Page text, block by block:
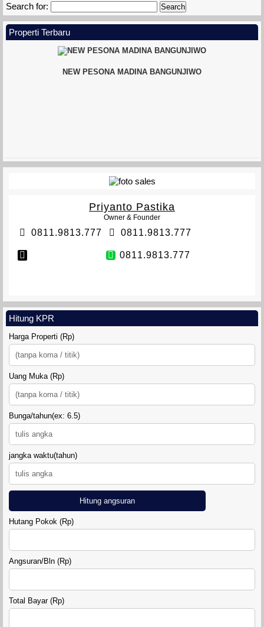
Search for:
Properti Terbaru
NEW PESONA MADINA BANGUNJIWO
VETERAN TOWNHOUSE
TANAH SIDOMULYO SLEMAN
Priyanto Pastika
Owner & Founder
0811.9813.777 0811.9813.777
0811.9813.777
Hitung KPR
Harga Properti (Rp)
Uang Muka (Rp)
Bunga/tahun(ex: 6.5)
jangka waktu(tahun)
Hitung angsuran
Hutang Pokok (Rp)
Angsuran/Bln (Rp)
Total Bayar (Rp)